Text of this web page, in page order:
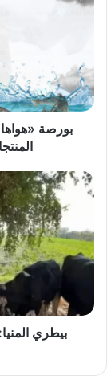
بيطري»:
واستقرار
المنتجات
المصرية
بورصة
بيطري
المنيا:
تحصين
63
ألفًا
و977
ورصد
الحالات